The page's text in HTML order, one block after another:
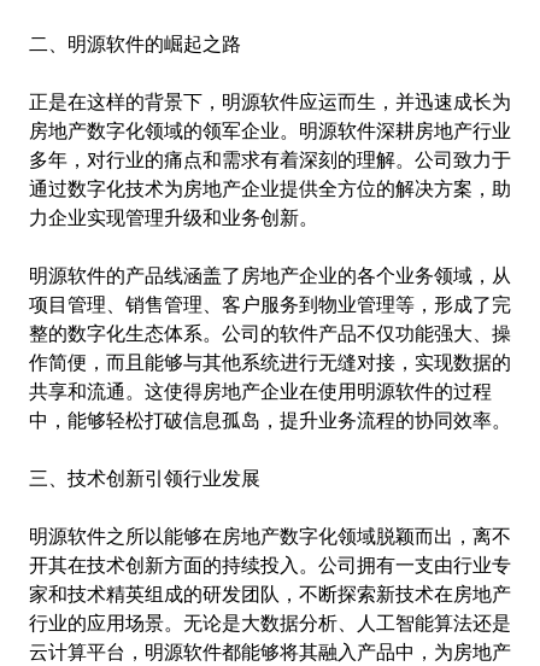
二、明源软件的崛起之路
正是在这样的背景下，明源软件应运而生，并迅速成长为
房地产数字化领域的领军企业。明源软件深耕房地产行业
多年，对行业的痛点和需求有着深刻的理解。公司致力于
通过数字化技术为房地产企业提供全方位的解决方案，助
力企业实现管理升级和业务创新。
明源软件的产品线涵盖了房地产企业的各个业务领域，从
项目管理、销售管理、客户服务到物业管理等，形成了完
整的数字化生态体系。公司的软件产品不仅功能强大、操
作简便，而且能够与其他系统进行无缝对接，实现数据的
共享和流通。这使得房地产企业在使用明源软件的过程
中，能够轻松打破信息孤岛，提升业务流程的协同效率。
三、技术创新引领行业发展
明源软件之所以能够在房地产数字化领域脱颖而出，离不
开其在技术创新方面的持续投入。公司拥有一支由行业专
家和技术精英组成的研发团队，不断探索新技术在房地产
行业的应用场景。无论是大数据分析、人工智能算法还是
云计算平台，明源软件都能够将其融入产品中，为房地产